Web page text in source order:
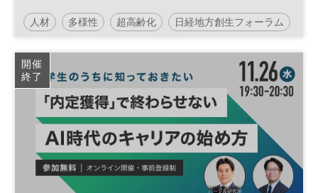
人材 多様性 超高齢化 日経地方創生フォーラム
地方創生 SDGs 官民連携 地域活性化
参加無料
開催
終了